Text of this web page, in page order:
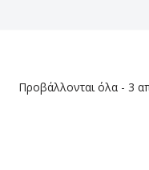
Προβάλλονται όλα - 3